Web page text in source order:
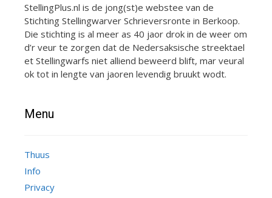
StellingPlus.nl is de jong(st)e webstee van de
Stichting Stellingwarver Schrieversronte in Berkoop.
Die stichting is al meer as 40 jaor drok in de weer om
d’r veur te zorgen dat de Nedersaksische streektael
et Stellingwarfs niet alliend beweerd blift, mar veural
ok tot in lengte van jaoren levendig bruukt wodt.
Menu
Thuus
Info
Privacy